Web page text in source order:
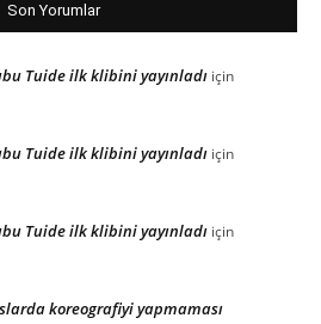
Son Yorumlar
Tuide ilk klibini yayınladı için
Tuide ilk klibini yayınladı için
Tuide ilk klibini yayınladı için
koreografiyi yapmaması